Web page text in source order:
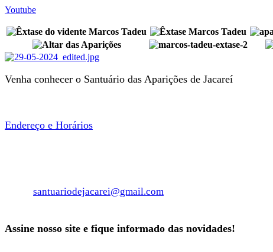
Youtube
Venha conhecer o Santuário das Aparições de Jacareí
Endereço e Horários
santuariodejacarei@gmail.com
Assine nosso site e fique informado das novidades!